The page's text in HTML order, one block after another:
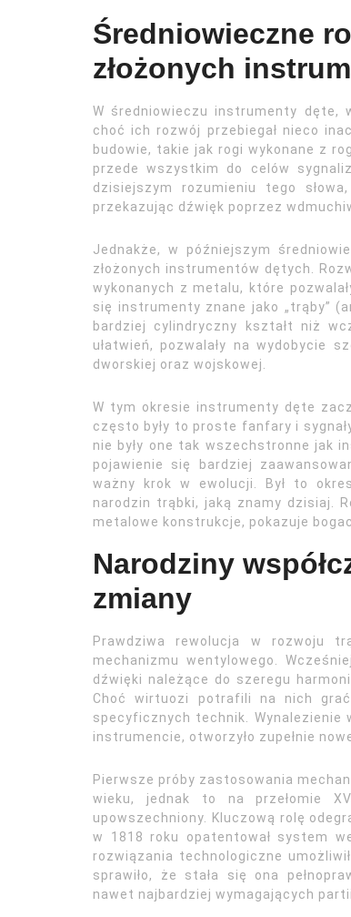
Średniowieczne
złożonych
W średniowieczu instrumenty dęte,
choć ich rozwój przebiegał nieco
budowie, takie jak rogi wykonane z
przede wszystkim do celów
dzisiejszym rozumieniu tego
przekazując dźwięk poprzez
Jednakże, w późniejszym
złożonych instrumentów dętych.
wykonanych z metalu, które
się instrumenty znane jako „trąby”
bardziej cylindryczny kształt niż
ułatwień, pozwalały na wydobycie
dworskiej oraz wojskowej.
W tym okresie instrumenty dęte
często były to proste fanfary i
nie były one tak wszechstronne jak
pojawienie się bardziej
ważny krok w ewolucji. Był to
narodzin trąbki, jaką znamy dzisiaj.
metalowe konstrukcje, pokazuje
Narodziny
zmiany
Prawdziwa rewolucja w rozwoju
mechanizmu wentylowego.
dźwięki należące do szeregu
Choć wirtuozi potrafili na nich grać
specyficznych technik. Wynalezienie
instrumencie, otworzyło zupełnie
Pierwsze próby zastosowania
wieku, jednak to na przełomie
upowszechniony. Kluczową rolę
w 1818 roku opatentował system
rozwiązania technologiczne
sprawiło, że stała się ona
nawet najbardziej wymagających partii.